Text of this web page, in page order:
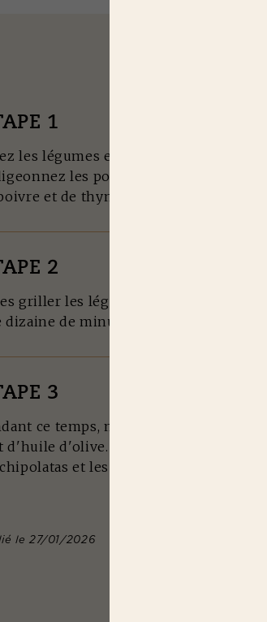
1
les légumes et coupez les
les poivrons et les
et de thym émietté.
2
griller les légumes et les chipolatas
dizaine de minutes, en retournant à
3
ce temps, mixez la feta, le yaourt,
d'huile d'olive. Assaisonnez et servez
et les légumes grillés.
le 27/01/2026